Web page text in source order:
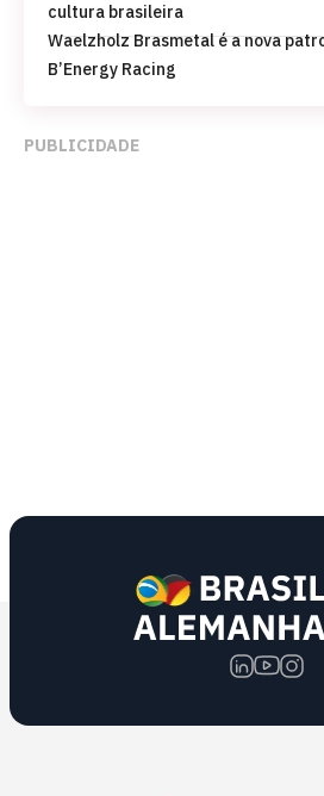
cultura brasileira
Waelzholz Brasmetal é a nova
B’Energy Racing
PUBLICIDADE